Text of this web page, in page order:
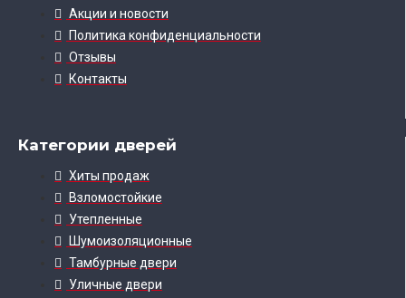
Акции и новости
Политика конфиденциальности
Отзывы
Контакты
Категории дверей
Хиты продаж
Взломостойкие
Утепленные
Шумоизоляционные
Тамбурные двери
Уличные двери